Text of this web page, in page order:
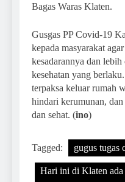
Bagas Waras Klaten.
Gusgas PP Covid-19
kepada masyarakat
kesadarannya dan
kesehatan yang
terpaksa keluar rumah
hindari kerumunan,
dan sehat. (ino)
Tagged: gugus tugas
Hari ini di Klaten